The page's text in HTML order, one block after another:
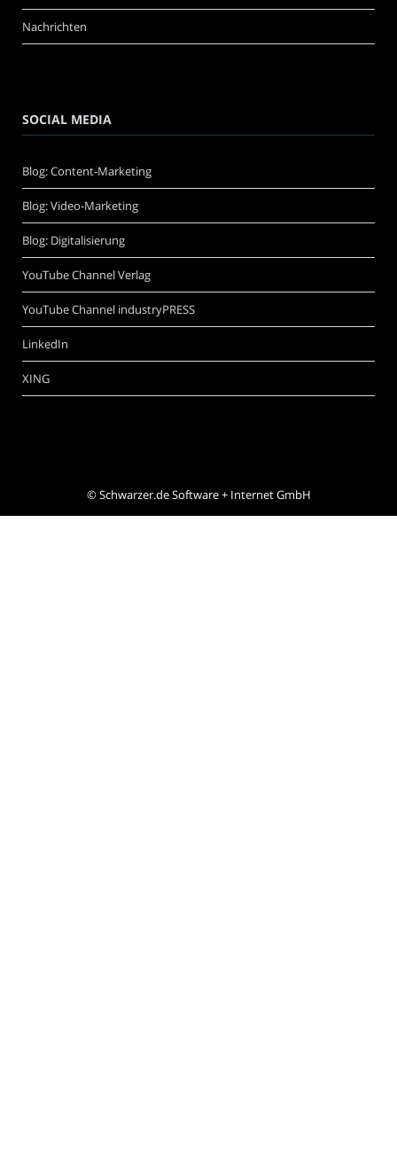
Nachrichten
SOCIAL MEDIA
Blog: Content-Marketing
Blog: Video-Marketing
Blog: Digitalisierung
YouTube Channel Verlag
YouTube Channel industryPRESS
LinkedIn
XING
©Schwarzer.de Software + Internet GmbH